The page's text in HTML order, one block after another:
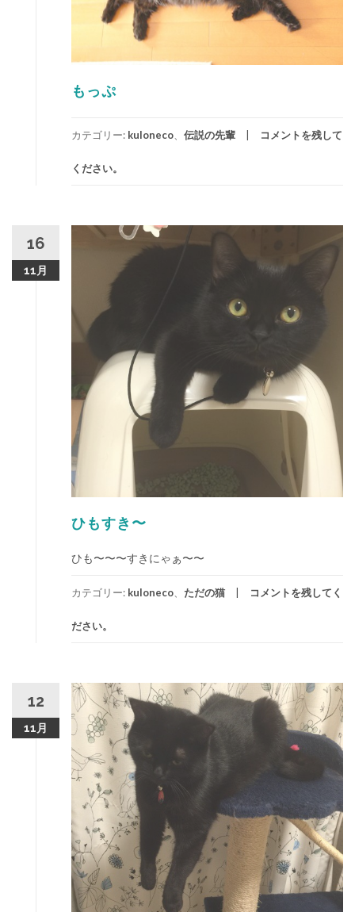
もっぷ
カテゴリー: kuloneco 伝説の先輩 コメントを残して
ください。
16
11月
ひもすき〜
ひも〜〜〜すきにゃぁ〜〜
カテゴリー: kuloneco ただの猫 コメントを残してく
ださい。
12
11月